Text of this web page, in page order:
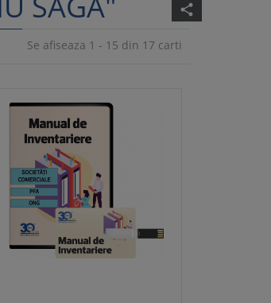
share
Se afiseaza 1 - 15 din 17 carti